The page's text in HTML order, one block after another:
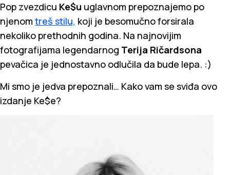
Pop zvezdicu Ke$u uglavnom prepoznajemo po
njenom treš stilu, koji je besomučno forsirala
nekoliko prethodnih godina. Na najnovijim
fotografijama legendarnog Terija Ričardsona
pevačica je jednostavno odlučila da bude lepa. :)
Mi smo je jedva prepoznali… Kako vam se sviđa ovo
izdanje Ke$e?